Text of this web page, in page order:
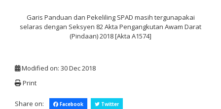
Garis Panduan dan Pekeliling SPAD masih tergunapakai
selaras dengan Seksyen 82 Akta Pengangkutan Awam Darat
(Pindaan) 2018 [Akta A1574]
Modified on: 30 Dec 2018
Print
Share on: Facebook Twitter